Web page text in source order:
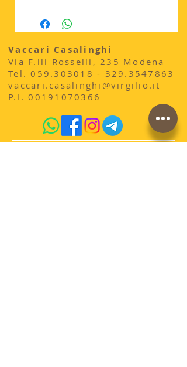
Vaccari Casalinghi
Via F.lli Rosselli, 235 Modena
​Tel.059.303018 - 329 .3547863
vaccari.casalinghi@virgilio.it
P.I.00191070366